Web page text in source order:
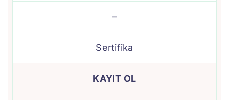
–
Sertifika
KAYIT OL